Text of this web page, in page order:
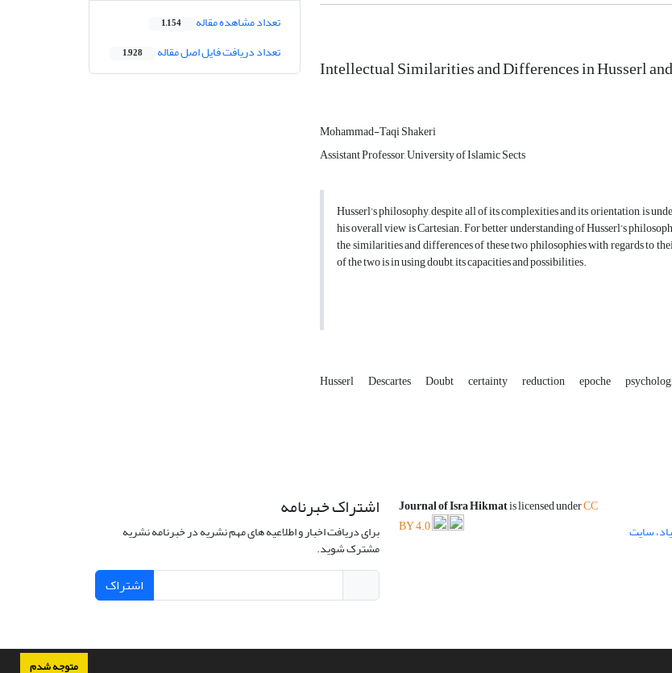
متوجه شدم
Intellectual Similarities and Differences in Husserl
Mohammad-Taqi Shakeri
Assistant Professor, University of Islamic Sects
Husserl’s philosophy, despite all of its complexities and its orientation, is
his overall view is Cartesian. For better understanding of Husserl’s
the similarities and differences of these two philosophies with regards to
of the two is in using doubt, its capacities and possibilities.
Husserl Descartes Doubt certainty reduction epoche
تعداد مشاهده مقاله 1,154
تعداد دریافت فایل اصل مقاله 1,928
سایت
Journal of Isra Hikmatis licensed underCC
BY 4.0
اشتراک خبرنامه
برای دریافت اخبار و اطلاعیه های مهم نشریه در خبرنامه نشریه
مشترک شوید.
اشتراک